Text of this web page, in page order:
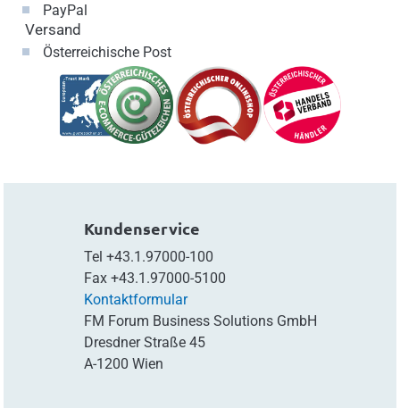
PayPal
Versand
Österreichische Post
Kundenservice
Tel +43.1.97000-100
Fax +43.1.97000-5100
Kontaktformular
FM Forum Business Solutions GmbH
Dresdner Straße 45
A-1200 Wien